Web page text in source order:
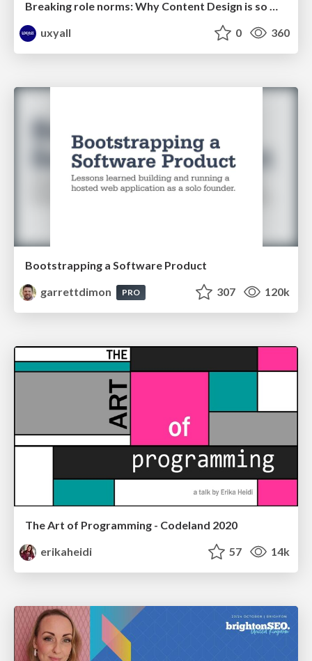
Breaking role norms: Why Content Design is so much more than writing copy - Taylor Woolridge
uxyall
0 360
Bootstrapping a Software Product
garrettdimon
PRO 307 120k
The Art of Programming - Codeland 2020
erikaheidi
57 14k